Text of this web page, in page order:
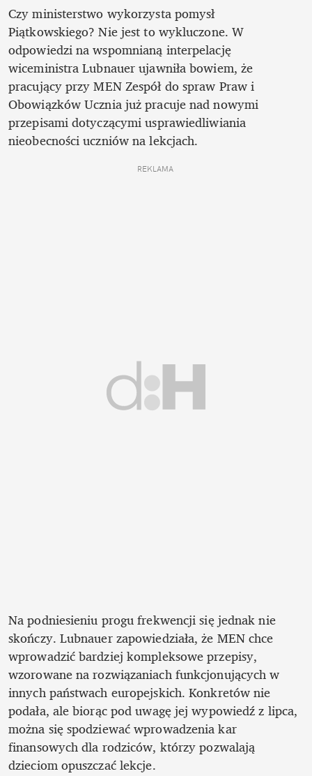
Czy ministerstwo wykorzysta pomysł
Piątkowskiego? Nie jest to wykluczone. W
odpowiedzi na wspomnianą interpelację
wiceministra Lubnauer ujawniła bowiem, że
pracujący przy MEN Zespół do spraw Praw i
Obowiązków Ucznia już pracuje nad nowymi
przepisami dotyczącymi usprawiedliwiania
nieobecności uczniów na lekcjach.
REKLAMA
Na podniesieniu progu frekwencji się jednak nie
skończy. Lubnauer zapowiedziała, że MEN chce
wprowadzić bardziej kompleksowe przepisy,
wzorowane na rozwiązaniach funkcjonujących w
innych państwach europejskich. Konkretów nie
podała, ale biorąc pod uwagę jej wypowiedź z lipca,
można się spodziewać wprowadzenia kar
finansowych dla rodziców, którzy pozwalają
dzieciom opuszczać lekcje.